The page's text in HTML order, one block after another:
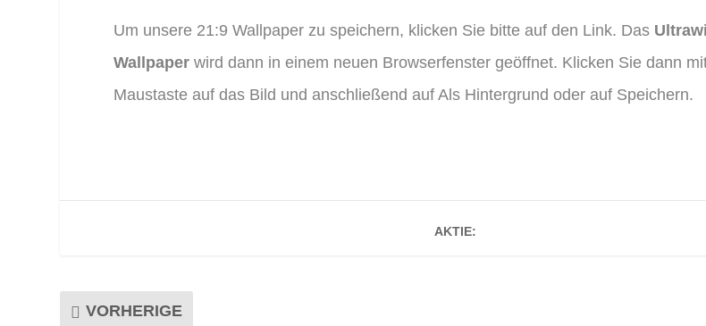
Um unsere 21:9 Wallpaper zu speichern, klicken Sie bitte auf den Link. Das
Wallpaper wird dann in einem neuen Browserfenster geöffnet. Klicken Sie dann
Maustaste auf das Bild und anschließend auf Als Hintergrund oder auf Speichern.
AKTIE:
VORHERIGE